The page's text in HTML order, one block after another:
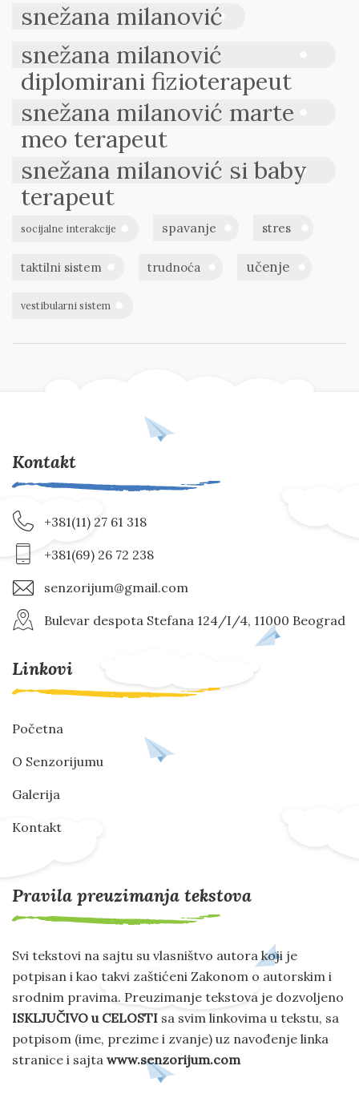
snežana milanović
snežana milanović
diplomirani fizioterapeut
snežana milanović marte
meo terapeut
snežana milanović si baby
terapeut
socijalne interakcije spavanje stres
taktilni sistem trudnoća učenje
vestibularni sistem
Kontakt
+381(11) 27 61 318
+381(69) 26 72 238
senzorijum@gmail.com
Bulevar despota Stefana 124/I/4, 11000 Beograd
Linkovi
Početna
O Senzorijumu
Galerija
Kontakt
Pravila preuzimanja tekstova
Svi tekstovi na sajtu su vlasništvo autora koji je
potpisan i kao takvi zaštićeni Zakonom o autorskim i
srodnim pravima. Preuzimanje tekstova je dozvoljeno
ISKLJUČIVO u CELOSTI sa svim linkovima u tekstu, sa
potpisom (ime, prezime i zvanje) uz navođenje linka
stranice i sajta www.senzorijum.com